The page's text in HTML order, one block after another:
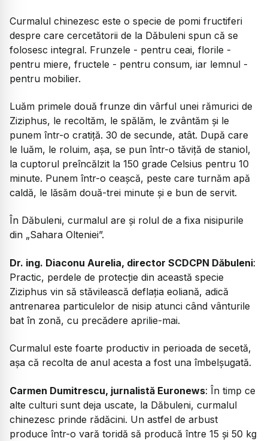
Curmalul chinezesc este o specie de pomi fructiferi
despre care cercetătorii de la Dăbuleni spun că se
folosesc integral. Frunzele - pentru ceai, florile -
pentru miere, fructele - pentru consum, iar lemnul -
pentru mobilier.
Luăm primele două frunze din vârful unei rămurici de
Ziziphus, le recoltăm, le spălăm, le zvântăm și le
punem într-o cratiță. 30 de secunde, atât. După care
le luăm, le roluim, așa, se pun într-o tăviță de staniol,
la cuptorul preîncălzit la 150 grade Celsius pentru 10
minute. Punem într-o ceașcă, peste care turnăm apă
caldă, le lăsăm două-trei minute și e bun de servit.
În Dăbuleni, curmalul are și rolul de a fixa nisipurile
din „Sahara Olteniei”.
Dr. ing. Diaconu Aurelia, director SCDCPN Dăbuleni:
Practic, perdele de protecție din această specie
Ziziphus vin să stăvilească deflația eoliană, adică
antrenarea particulelor de nisip atunci când vânturile
bat în zonă, cu precădere aprilie-mai.
Curmalul este foarte productiv in perioada de secetă,
așa că recolta de anul acesta a fost una îmbelșugată.
Carmen Dumitrescu, jurnalistă Euronews: În timp ce
alte culturi sunt deja uscate, la Dăbuleni, curmalul
chinezesc prinde rădăcini. Un astfel de arbust
produce într-o vară toridă să producă între 15 și 50 kg